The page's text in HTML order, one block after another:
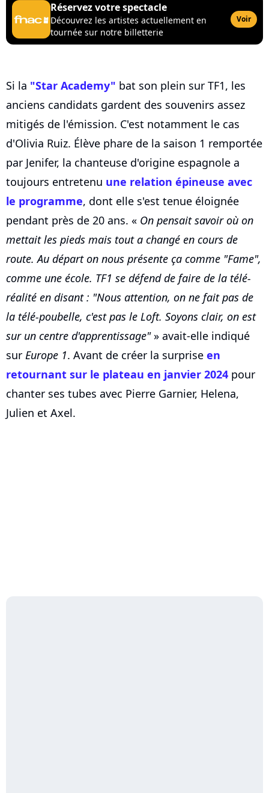
Réservez votre spectacle
Découvrez les artistes actuellement en
tournée sur notre billetterie
Voir
Si la "Star Academy" bat son plein sur TF1, les
anciens candidats gardent des souvenirs assez
mitigés de l'émission. C'est notamment le cas
d'Olivia Ruiz. Élève phare de la saison 1 remportée
par Jenifer, la chanteuse d'origine espagnole a
toujours entretenu une relation épineuse avec
le programme, dont elle s'est tenue éloignée
pendant près de 20 ans. « On pensait savoir où on
mettait les pieds mais tout a changé en cours de
route. Au départ on nous présente ça comme "Fame",
comme une école. TF1 se défend de faire de la télé-
réalité en disant : "Nous attention, on ne fait pas de
la télé-poubelle, c'est pas le Loft. Soyons clair, on est
sur un centre d'apprentissage"» avait-elle indiqué
sur Europe 1. Avant de créer la surprise en
retournant sur le plateau en janvier 2024 pour
chanter ses tubes avec Pierre Garnier, Helena,
Julien et Axel.